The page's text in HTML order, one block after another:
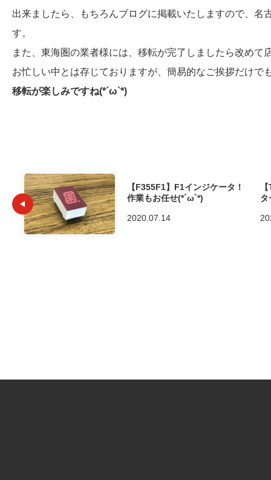
出来ましたら、もちろんブログに掲載いたしますので、
す。
また、東海圏の業者様には、移転が完了しましたら改めて
お忙しい中とは存じておりますが、簡易的なご挨拶だけで
移転が楽しみですね(*´ω`*)
【F355F1】F1インジケータ！
作業もお任せ(*´ω`*)
2020.07.14
タ